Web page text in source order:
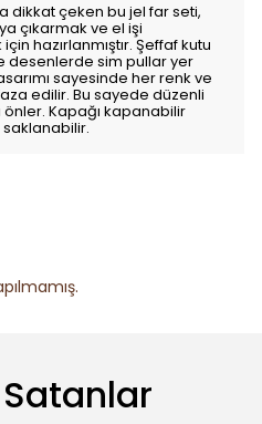
dikkat çeken bu jel far seti,
çıkarmak ve el işi
hazırlanmıştır. Şeffaf kutu
desenlerde sim pullar yer
sayesinde her renk ve
edilir. Bu sayede düzenli
önler. Kapağı kapanabilir
saklanabilir.